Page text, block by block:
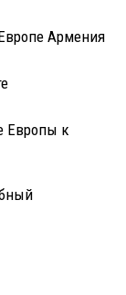
Армения
Европы к